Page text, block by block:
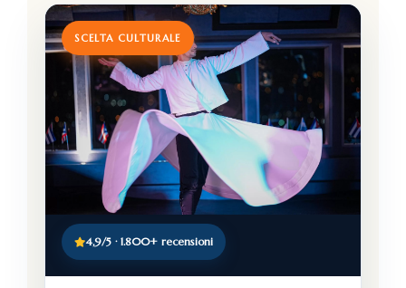
SCELTA CULTURALE
4,9/5 · 1.800+ recensioni